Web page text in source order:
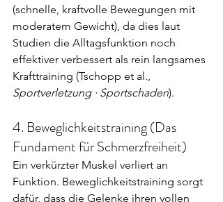
(schnelle, kraftvolle Bewegungen mit
moderatem Gewicht), da dies laut
Studien die Alltagsfunktion noch
effektiver verbessert als rein langsames
Krafttraining (Tschopp et al.,
Sportverletzung · Sportschaden).
4. Beweglichkeitstraining (Das
Fundament für Schmerzfreiheit)
Ein verkürzter Muskel verliert an
Funktion. Beweglichkeitstraining sorgt
dafür, dass die Gelenke ihren vollen